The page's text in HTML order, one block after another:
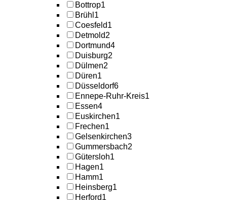
Bottrop1
Brühl 1
Coesfeld1
Detmold2
Dortmund4
Duisburg2
Dülmen2
Düren1
Düsseldorf6
Ennepe-Ruhr-Kreis1
Essen4
Euskirchen1
Frechen1
Gelsenkirchen3
Gummersbach2
Gütersloh1
Hagen1
Hamm1
Heinsberg1
Herford1